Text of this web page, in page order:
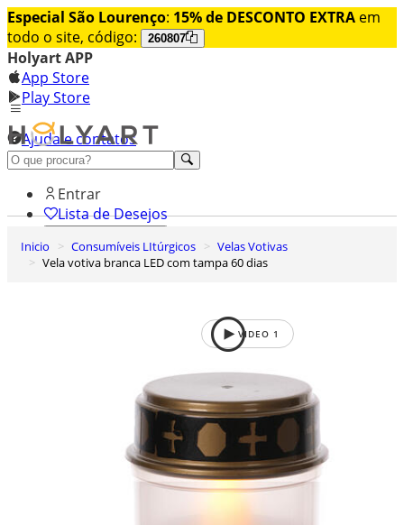
Especial São Lourenço: 15% de DESCONTO EXTRA em
todo o site, código:
260807
Holyart APP
App Store
Play Store
Ajuda e contatos
Conheça premium
Entrar
Lista de Desejos
0
Carrinho de Compras
Inicio Consumíveis LItúrgicos
Velas Votivas
Vela votiva branca LED com tampa 60 dias
VIDEO 1